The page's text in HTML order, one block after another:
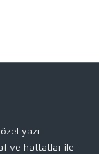
yazı
ve hattatlar ile